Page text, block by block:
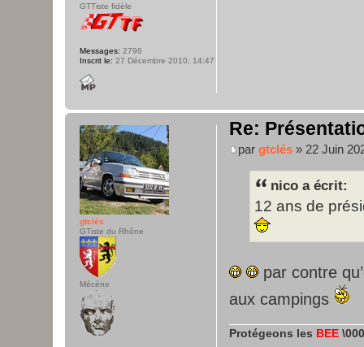
GTTiste fidèle
Messages: 2796
Inscrit le: 27 Décembre 2010, 14:47
Re:
par gtclés » 22 Juin
nico a écrit:
12 ans de
par contre
aux campings
Protégeons les BEE
gtclés
GTiste du Rhône
Mécène